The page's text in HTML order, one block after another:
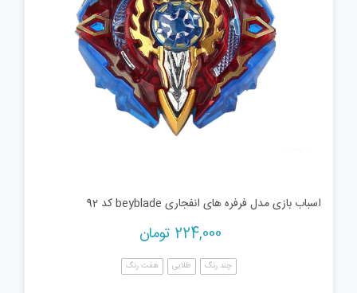
اسباب بازی مدل فرفره های انفجاری beyblade کد 92
224,000 تومان
چند رنگ طلایی هفت رنگ